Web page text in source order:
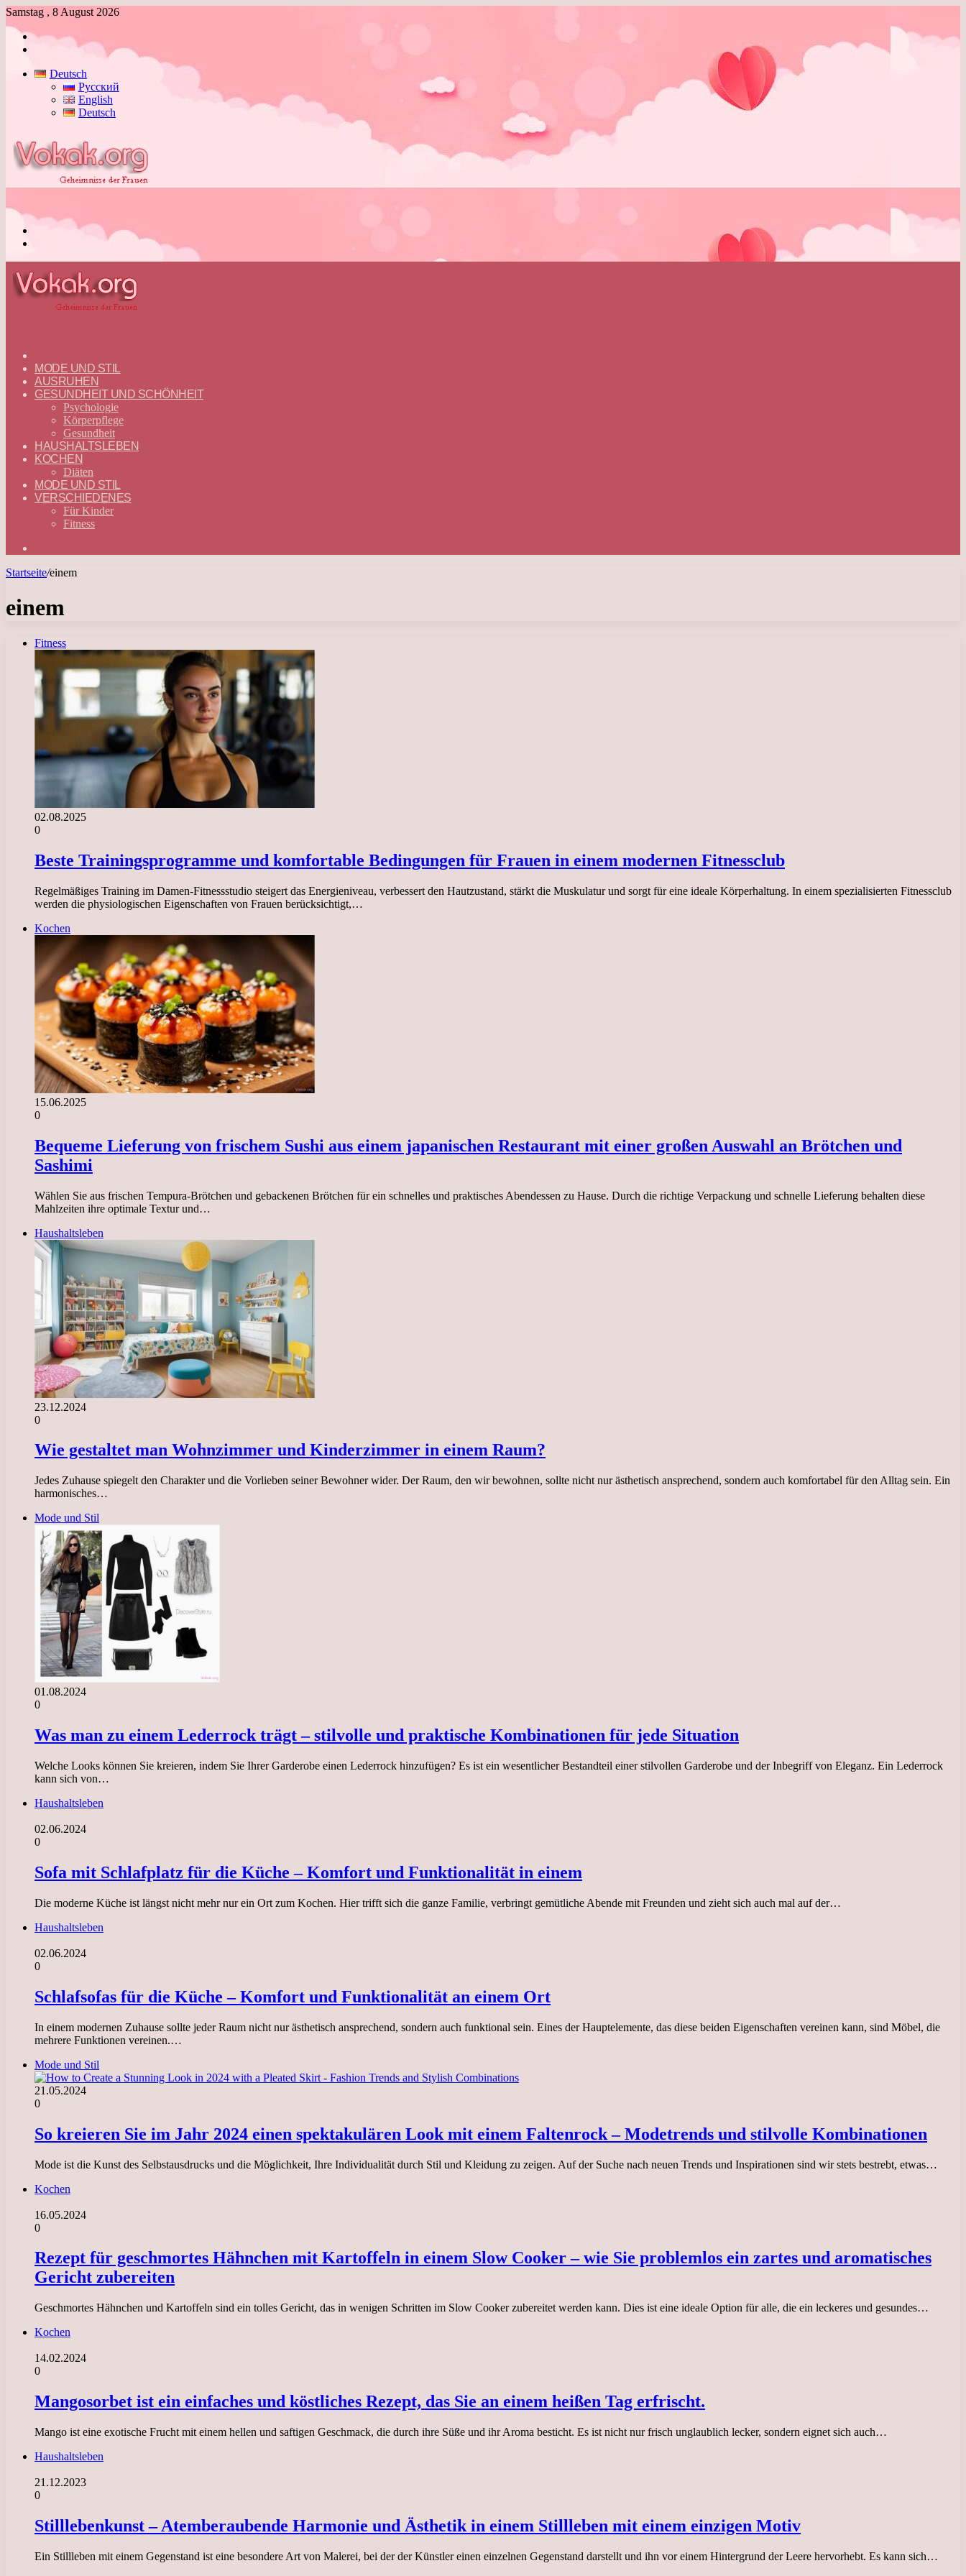
Samstag , 8 August 2026
Anmelden
Deutsch
Русский
English
Deutsch
—
DEUTSCH
MODE UND STIL
AUSRUHEN
GESUNDHEIT UND SCHÖNHEIT
Psychologie
Körperpflege
Gesundheit
HAUSHALTSLEBEN
KOCHEN
Diäten
MODE UND STIL
VERSCHIEDENES
Für Kinder
Fitness
Startseite/einem
einem
Fitness
02.08.2025
0
Beste Trainingsprogramme und komfortable Bedingungen für Frauen in einem modernen Fitnessclub
Regelmäßiges Training im Damen-Fitnessstudio steigert das Energieniveau, verbessert den Hautzustand, stärkt die Muskulatur und sorgt für eine ideale Körperhaltung. In einem spezialisierten Fitnessclub
werden die physiologischen Eigenschaften von Frauen berücksichtigt,…
Kochen
15.06.2025
0
Bequeme Lieferung von frischem Sushi aus einem japanischen Restaurant mit einer großen Auswahl an Brötchen und
Sashimi
Wählen Sie aus frischen Tempura-Brötchen und gebackenen Brötchen für ein schnelles und praktisches Abendessen zu Hause. Durch die richtige Verpackung und schnelle Lieferung behalten diese
Mahlzeiten ihre optimale Textur und…
Haushaltsleben
23.12.2024
0
Wie gestaltet man Wohnzimmer und Kinderzimmer in einem Raum?
Jedes Zuhause spiegelt den Charakter und die Vorlieben seiner Bewohner wider. Der Raum, den wir bewohnen, sollte nicht nur ästhetisch ansprechend, sondern auch komfortabel für den Alltag sein. Ein
harmonisches…
Mode und Stil
01.08.2024
0
Was man zu einem Lederrock trägt – stilvolle und praktische Kombinationen für jede Situation
Welche Looks können Sie kreieren, indem Sie Ihrer Garderobe einen Lederrock hinzufügen? Es ist ein wesentlicher Bestandteil einer stilvollen Garderobe und der Inbegriff von Eleganz. Ein Lederrock
kann sich von…
Haushaltsleben
02.06.2024
0
Sofa mit Schlafplatz für die Küche – Komfort und Funktionalität in einem
Die moderne Küche ist längst nicht mehr nur ein Ort zum Kochen. Hier trifft sich die ganze Familie, verbringt gemütliche Abende mit Freunden und zieht sich auch mal auf der…
Haushaltsleben
02.06.2024
0
Schlafsofas für die Küche – Komfort und Funktionalität an einem Ort
In einem modernen Zuhause sollte jeder Raum nicht nur ästhetisch ansprechend, sondern auch funktional sein. Eines der Hauptelemente, das diese beiden Eigenschaften vereinen kann, sind Möbel, die
mehrere Funktionen vereinen.…
Mode und Stil
21.05.2024
0
So kreieren Sie im Jahr 2024 einen spektakulären Look mit einem Faltenrock – Modetrends und stilvolle Kombinationen
Mode ist die Kunst des Selbstausdrucks und die Möglichkeit, Ihre Individualität durch Stil und Kleidung zu zeigen. Auf der Suche nach neuen Trends und Inspirationen sind wir stets bestrebt, etwas…
Kochen
16.05.2024
0
Rezept für geschmortes Hähnchen mit Kartoffeln in einem Slow Cooker – wie Sie problemlos ein zartes und aromatisches
Gericht zubereiten
Geschmortes Hähnchen und Kartoffeln sind ein tolles Gericht, das in wenigen Schritten im Slow Cooker zubereitet werden kann. Dies ist eine ideale Option für alle, die ein leckeres und gesundes…
Kochen
14.02.2024
0
Mangosorbet ist ein einfaches und köstliches Rezept, das Sie an einem heißen Tag erfrischt.
Mango ist eine exotische Frucht mit einem hellen und saftigen Geschmack, die durch ihre Süße und ihr Aroma besticht. Es ist nicht nur frisch unglaublich lecker, sondern eignet sich auch…
Haushaltsleben
21.12.2023
0
Stilllebenkunst – Atemberaubende Harmonie und Ästhetik in einem Stillleben mit einem einzigen Motiv
Ein Stillleben mit einem Gegenstand ist eine besondere Art von Malerei, bei der der Künstler einen einzelnen Gegenstand darstellt und ihn vor einem Hintergrund der Leere hervorhebt. Es kann sich…